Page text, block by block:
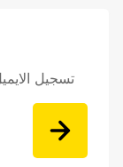
تسجيل